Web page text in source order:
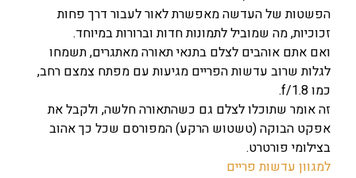
הפשטות של העדשה מאפשרת לאור לעבור דרך פחות
זכוכיות, מה שמוביל לתמונות חדות וברורות במיוחד.
ואם אתם אוהבים לצלם בתנאי תאורה מאתגרים, תשמחו
לגלות שרוב עדשות הפריים מגיעות עם מפתח צמצם רחב,
כמו f/1.8.
זה אומר שתוכלו לצלם גם כשהתאורה חלשה, ולקבל את
אפקט הבוקה (טשטוש הרקע) המפורסם שכל כך אהוב
בצילומי פורטרט.
למגוון עדשות פריים